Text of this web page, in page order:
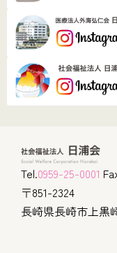
Tel.0959-25-0001
〒851-2324
長崎県長崎市上黒